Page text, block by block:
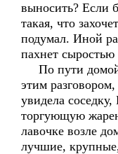
выносить? Если
такая, что
подумал. Иной
пахнет
По пути домой
этим
увидела
торгующую
лавочке возле
лучшие,